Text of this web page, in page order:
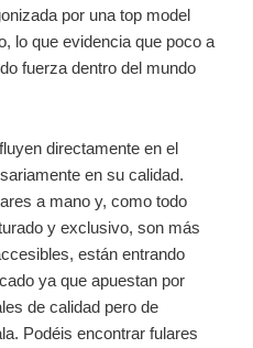
por una top model
lo que evidencia que poco a
fuerza dentro del mundo
directamente en el
en su calidad.
a mano y, como todo
y exclusivo, son más
están entrando
ya que apuestan por
de calidad pero de
Podéis encontrar fulares